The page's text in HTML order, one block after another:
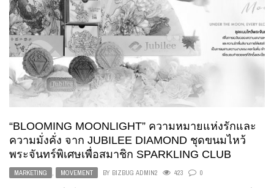
“BLOOMING MOONLIGHT” ความหมายแห่งรักและ
ความมั่งคั่ง จาก JUBILEE DIAMOND ชุดขนมไหว้
พระจันทร์พิเศษเพื่อสมาชิก SPARKLING CLUB
MARKETING MOVEMENT BY BIZBUG ADMIN2 423 0